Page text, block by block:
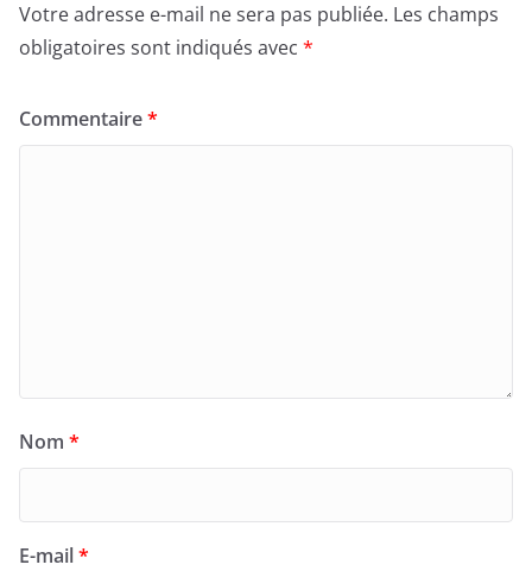
Votre adresse e-mail ne sera pas publiée. Les champs
obligatoires sont indiqués avec *
Commentaire*
Nom *
E-mail*